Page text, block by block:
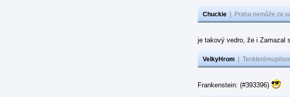
Chuckie Praha nemůže za
je takový vedro, že i Zamazal
VelkyHrom
Frankenstein: (#393396)